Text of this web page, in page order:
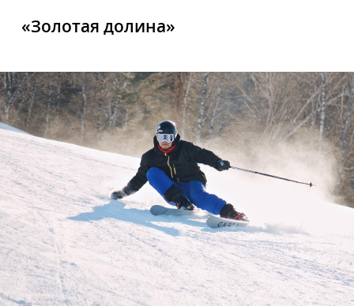
«Золотая долина»